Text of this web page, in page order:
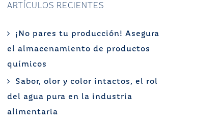
ARTÍCULOS RECIENTES
¡No pares tu producción! Asegura
el almacenamiento de productos
químicos
Sabor, olor y color intactos, el rol
del agua pura en la industria
alimentaria